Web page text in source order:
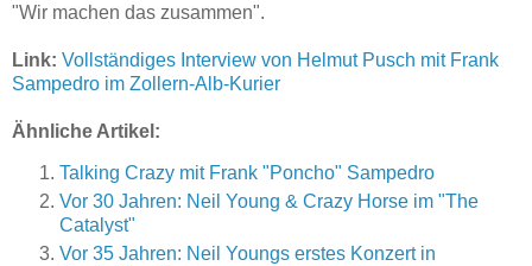
"Wir machen das zusammen".
Link: Vollständiges Interview von Helmut Pusch mit Frank
Sampedro im Zollern-Alb-Kurier
Ähnliche Artikel:
Talking Crazy mit Frank "Poncho" Sampedro
Vor 30 Jahren: Neil Young & Crazy Horse im "The
Catalyst"
Vor 35 Jahren: Neil Youngs erstes Konzert in